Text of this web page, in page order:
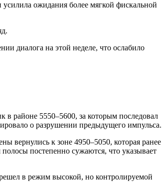
ожидания более мягкой фискальной
диалога на этой неделе, что ослабило
районе 5550–5600, за которым последовал
о разрушении предыдущего импульса.
вернулись к зоне 4950–5050, которая ранее
постепенно сужаются, что указывает
в режим высокой, но контролируемой